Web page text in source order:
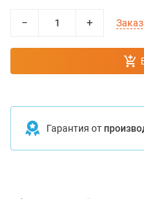
− +
Гарантия от